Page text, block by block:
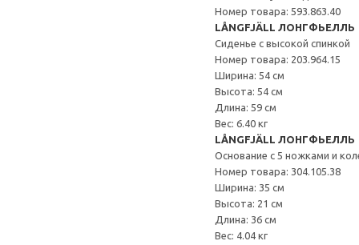
Номер товара: 593.863.40
LÅNGFJÄLL ЛОНГФЬЕЛЛЬ
Сиденье с высокой спинкой
Номер товара: 203.964.15
Ширина: 54 см
Высота: 54 см
Длина: 59 см
Вес: 6.40 кг
LÅNGFJÄLL ЛОНГФЬЕЛЛЬ
Основание с 5 ножками и
Номер товара: 304.105.38
Ширина: 35 см
Высота: 21 см
Длина: 36 см
Вес: 4.04 кг